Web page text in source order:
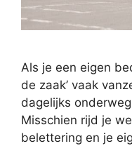
Als je een eigen
de zaak’ vaak
dagelijks
Misschien rijd je
belettering en je